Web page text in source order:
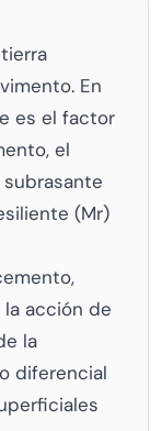
En
es el factor
el
(Mr)
acción de
la
diferencial